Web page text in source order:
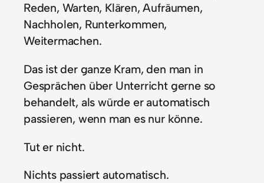
Reden, Warten, Klären, Aufräumen,
Nachholen, Runterkommen,
Weitermachen.
Das ist der ganze Kram, den man in
Gesprächen über Unterricht gerne so
behandelt, als würde er automatisch
passieren, wenn man es nur könne.
Tut er nicht.
Nichts passiert automatisch.